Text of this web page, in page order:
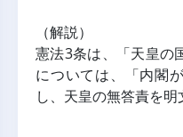
（解説）
憲法3条は、「天皇の
については、「内閣
し、天皇の無答責を明